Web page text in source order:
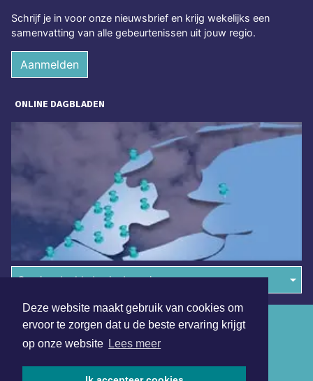
Deze website maakt gebruik van cookies om
ervoor te zorgen dat u de beste ervaring krijgt
op onze website Lees meer
Schrijf je in voor onze nieuwsbrief en krijg wekelijks een
samenvatting van alle gebeurtenissen uit jouw regio.
Aanmelden
ONLINE DAGBLADEN
Overige dagbladen in de regio
Algemene voorwaarden
Disclaimer